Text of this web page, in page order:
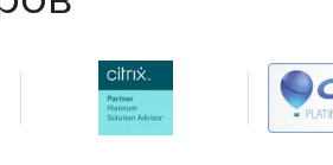
могут быть сохранены перед
в случае некорректного